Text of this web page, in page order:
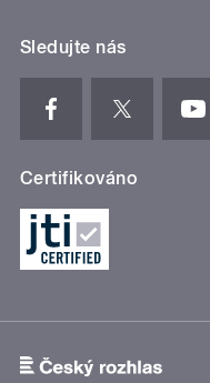
Sledujte nás
Certifikováno